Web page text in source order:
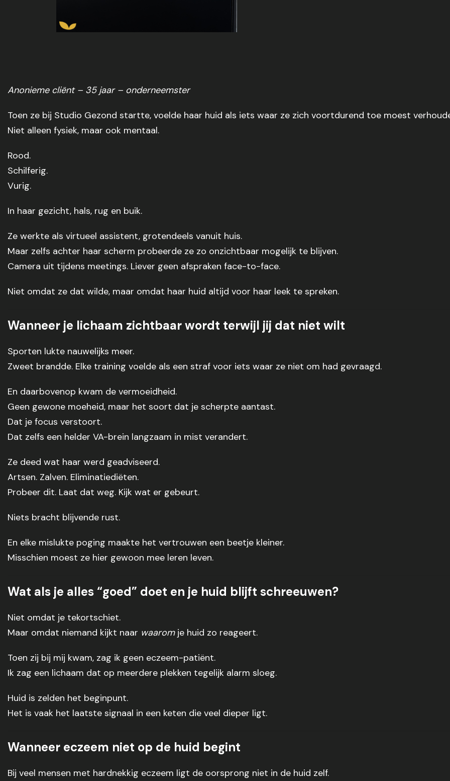
Anonieme cliënt – 35 jaar – onderneemster
Toen ze bij Studio Gezond startte, voelde haar huid als iets waar ze zich voortdurend toe moest
Niet alleen fysiek, maar ook mentaal.
Rood.
Schilferig.
Vurig.
In haar gezicht, hals, rug en buik.
Ze werkte als virtueel assistent, grotendeels vanuit huis.
Maar zelfs achter haar scherm probeerde ze zo onzichtbaar mogelijk te blijven.
Camera uit tijdens meetings. Liever geen afspraken face-to-face.
Niet omdat ze dat wilde, maar omdat haar huid altijd voor haar leek te spreken.
Wanneer je lichaam zichtbaar wordt terwijl jij dat niet wilt
Sporten lukte nauwelijks meer.
Zweet brandde. Elke training voelde als een straf voor iets waar ze niet om had gevraagd.
En daarbovenop kwam de vermoeidheid.
Geen gewone moeheid, maar het soort dat je scherpte aantast.
Dat je focus verstoort.
Dat zelfs een helder VA-brein langzaam in mist verandert.
Ze deed wat haar werd geadviseerd.
Artsen. Zalven. Eliminatiediëten.
Probeer dit. Laat dat weg. Kijk wat er gebeurt.
Niets bracht blijvende rust.
En elke mislukte poging maakte het vertrouwen een beetje kleiner.
Misschien moest ze hier gewoon mee leren leven.
Wat als je alles “goed” doet en je huid blijft schreeuwen?
Niet omdat je tekortschiet.
Maar omdat niemand kijkt naar waaromje huid zo reageert.
Toen zij bij mij kwam, zag ik geen eczeem-patiënt.
Ik zag een lichaam dat op meerdere plekken tegelijk alarm sloeg.
Huid is zelden het beginpunt.
Het is vaak het laatste signaal in een keten die veel dieper ligt.
Wanneer eczeem niet op de huid begint
Bij veel mensen met hardnekkig eczeem ligt de oorsprong niet in de huid zelf.